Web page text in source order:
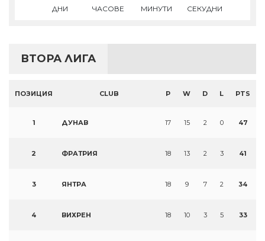
ДНИ ЧАСОВЕ МИНУТИ СЕКУДНИ
ВТОРА ЛИГА
ПОЗИЦИЯ CLUB P W D L PTS
1 ДУНАВ 17 15 2 0 47
2 ФРАТРИЯ 18 13 2 3 41
3 ЯНТРА 18 9 7 2 34
4 ВИХРЕН 18 10 3 5 33